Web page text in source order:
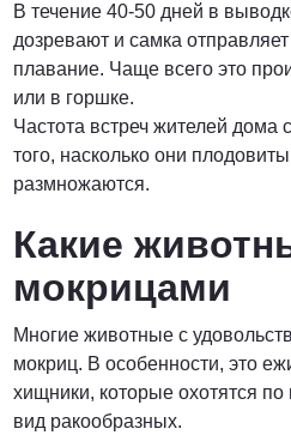
В течение 40-50 дней в
дозревают и самка
плавание. Чаще всего это
или в горшке.
Частота встреч жителей дома
того, насколько они
размножаются.
Какие
мокрицами
Многие животные с
мокриц. В особенности, это
хищники, которые охотятся
вид ракообразных.